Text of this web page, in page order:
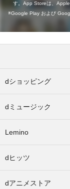
す。App Storeは、Apple
Google Play および
dショッピング
dミュージック
Lemino
dヒッツ
dアニメストア